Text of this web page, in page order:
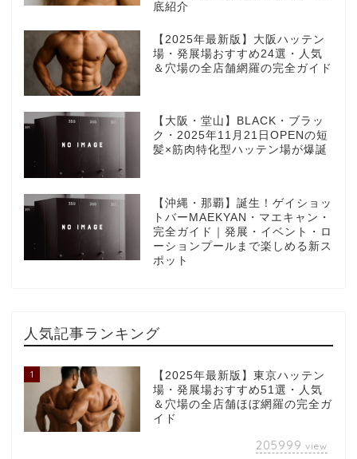
底紹介
【2025年最新版】大阪ハッテン
場・発展場おすすめ24選・人気
＆穴場の全店舗網羅の完全ガイド
【大阪・堂山】BLACK・ブラッ
ク・2025年11月21日OPENの短
髪×筋肉特化型ハッテン場が爆誕
【沖縄・那覇】誕生！ゲイショッ
トバーMAEKYAN・マエキャン・
完全ガイド｜発展・イベント・ロ
ーションプールまで楽しめる新ス
ポット
人気記事ランキング
1
【2025年最新版】東京ハッテン
場・発展場おすすめ51選・人気
＆穴場の全店舗ほぼ網羅の完全ガ
イド
205999 view